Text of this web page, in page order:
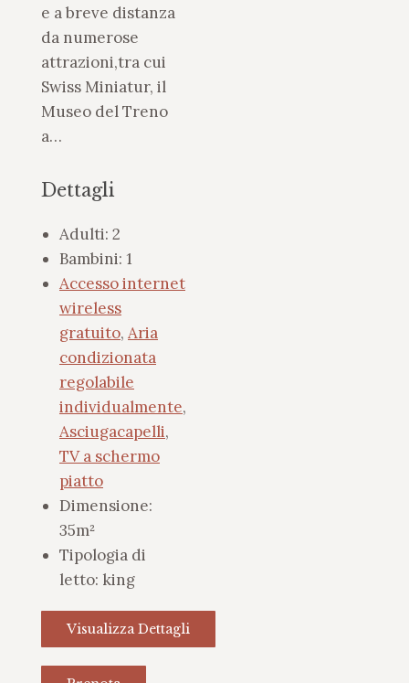
e a breve distanza
da numerose
attrazioni,tra cui
Swiss Miniatur, il
Museo del Treno
a…
Dettagli
Adulti: 2
Bambini: 1
Accesso internet
wireless
gratuito, Aria
condizionata
regolabile
individualmente,
Asciugacapelli,
TV a schermo
piatto
Dimensione:
35m²
Tipologia di
letto: king
Visualizza Dettagli